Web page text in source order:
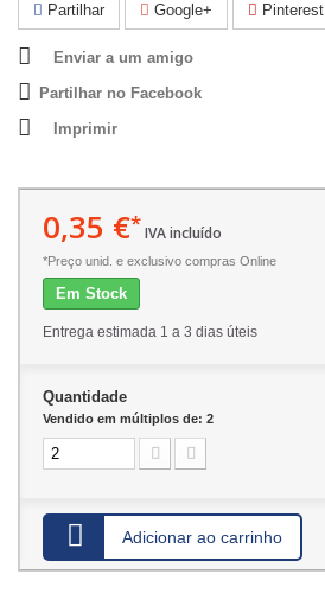
Partilhar Google+ Pinterest
Enviar a um amigo
Partilhar no Facebook
Imprimir
0,35 €*IVA incluído
*Preço unid. e exclusivo compras Online
Em Stock
Entrega estimada 1 a 3 dias úteis
Quantidade
Vendido em múltiplos de: 2
Adicionar ao carrinho